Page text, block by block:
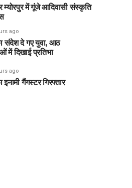
म्योरपुर में गूंजे आदिवासी संस्कृति
ago
संदेश दे गए युवा, आठ
में दिखाई प्रतिभा
ago
गैंगस्टर गिरफ्तार